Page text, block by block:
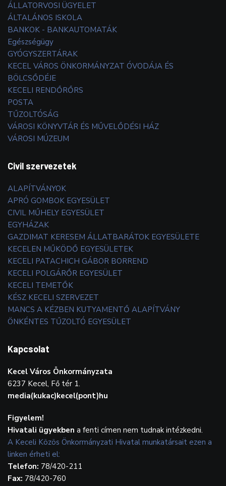
ÁLLATORVOSI ÜGYELET
ÁLTALÁNOS ISKOLA
BANKOK - BANKAUTOMATÁK
Egészségügy
GYÓGYSZERTÁRAK
KECEL VÁROS ÖNKORMÁNYZAT ÓVODÁJA ÉS
BÖLCSŐDÉJE
KECELI RENDŐRŐRS
POSTA
TŰZOLTÓSÁG
VÁROSI KÖNYVTÁR ÉS MŰVELŐDÉSI HÁZ
VÁROSI MÚZEUM
Civil szervezetek
ALAPÍTVÁNYOK
APRÓ GOMBOK EGYESÜLET
CIVIL MŰHELY EGYESÜLET
EGYHÁZAK
GAZDIMAT KERESEM ÁLLATBARÁTOK EGYESÜLETE
KECELEN MŰKÖDŐ EGYESÜLETEK
KECELI PATACHICH GÁBOR BORREND
KECELI POLGÁRŐR EGYESÜLET
KECELI TEMETŐK
KÉSZ KECELI SZERVEZET
MANCS A KÉZBEN KUTYAMENTŐ ALAPÍTVÁNY
ÖNKÉNTES TŰZOLTÓ EGYESÜLET
Kapcsolat
Kecel Város Önkormányzata
6237 Kecel, Fő tér 1.
media(kukac)kecel(pont)hu
Figyelem!
Hivatali ügyekben a fenti címen nem tudnak intézkedni.
A Keceli Közös Önkormányzati Hivatal munkatársait ezen a
linken érheti el:
Telefon: 78/420-211
Fax: 78/420-760